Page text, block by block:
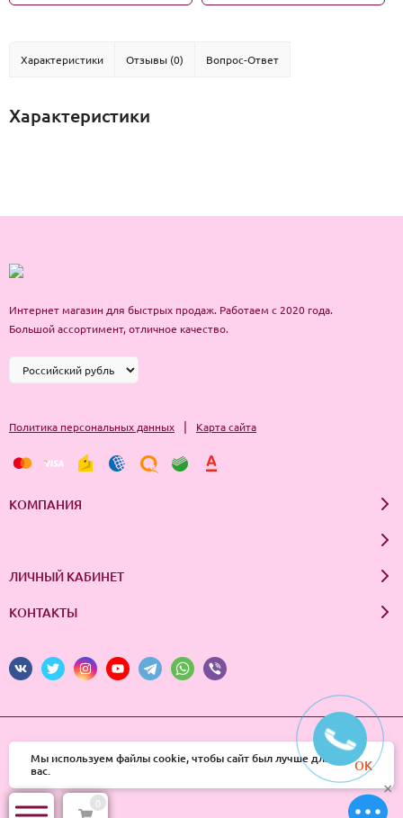
Характеристики Отзывы (0) Вопрос-Ответ
Характеристики
Интернет магазин для быстрых продаж. Работаем с 2020 года.
Большой ассортимент, отличное качество.
Политика персональных данных | Карта сайта
КОМПАНИЯ
ЛИЧНЫЙ КАБИНЕТ
КОНТАКТЫ
© 2026 InSale. Все права защищены
0
Мы используем файлы cookie, чтобы сайт был лучше для
вас.
OK
×